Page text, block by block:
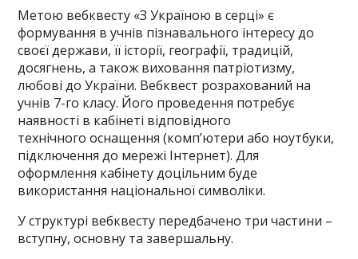
Метою вебквесту «З Україною в серці» є
формування в учнів пізнавального інтересу до
своєї держави, її історії, географії, традицій,
досягнень, а також виховання патріотизму,
любові до України. Вебквест розрахований на
учнів 7-го класу. Його проведення потребує
наявності в кабінеті відповідного
технічного оснащення (комп’ютери або ноутбуки,
підключення до мережі Інтернет). Для
оформлення кабінету доцільним буде
використання національної символіки.
У структурі вебквесту передбачено три частини –
вступну, основну та завершальну.